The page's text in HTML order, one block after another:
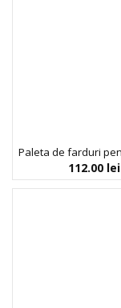
112.00 lei